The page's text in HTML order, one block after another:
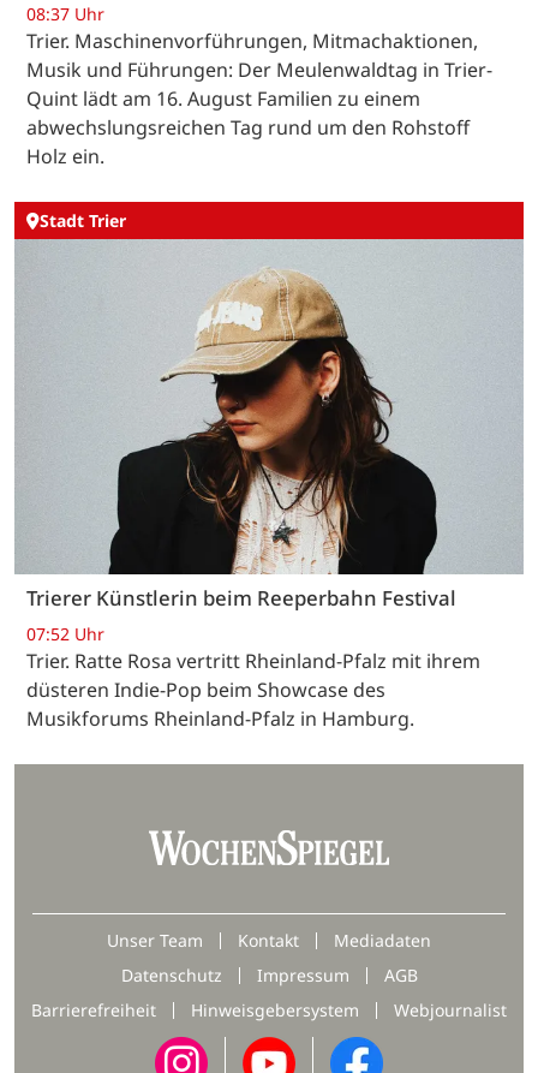
08:37 Uhr
Trier. Maschinenvorführungen, Mitmachaktionen,
Musik und Führungen: Der Meulenwaldtag in Trier-
Quint lädt am 16. August Familien zu einem
abwechslungsreichen Tag rund um den Rohstoff
Holz ein.
Stadt Trier
Trierer Künstlerin beim Reeperbahn Festival
07:52 Uhr
Trier. Ratte Rosa vertritt Rheinland-Pfalz mit ihrem
düsteren Indie-Pop beim Showcase des
Musikforums Rheinland-Pfalz in Hamburg.
Unser Team Kontakt
Mediadaten
Datenschutz
Impressum
AGB
Barrierefreiheit
Hinweisgebersystem Webjournalist